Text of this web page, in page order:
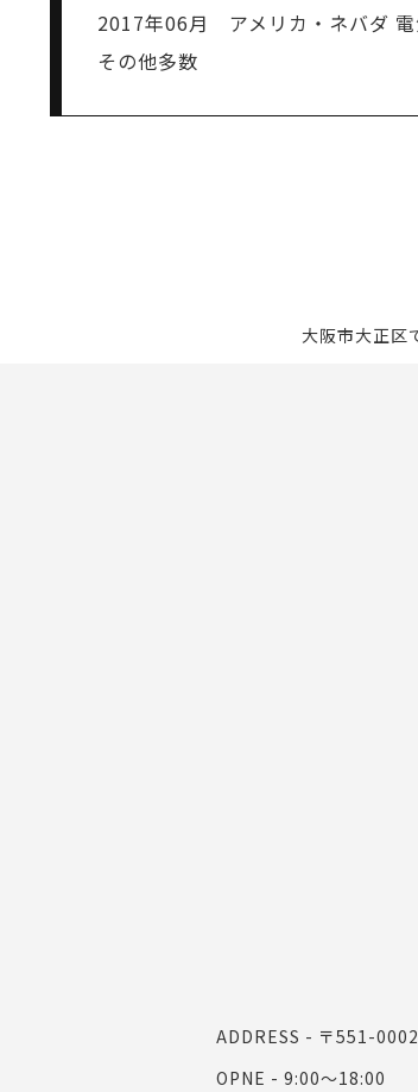
2017年06月 アメリカ・ネバダ 電
その他多数
大阪市大正区
ADDRESS - 〒551-
OPNE - 9:00～18:00